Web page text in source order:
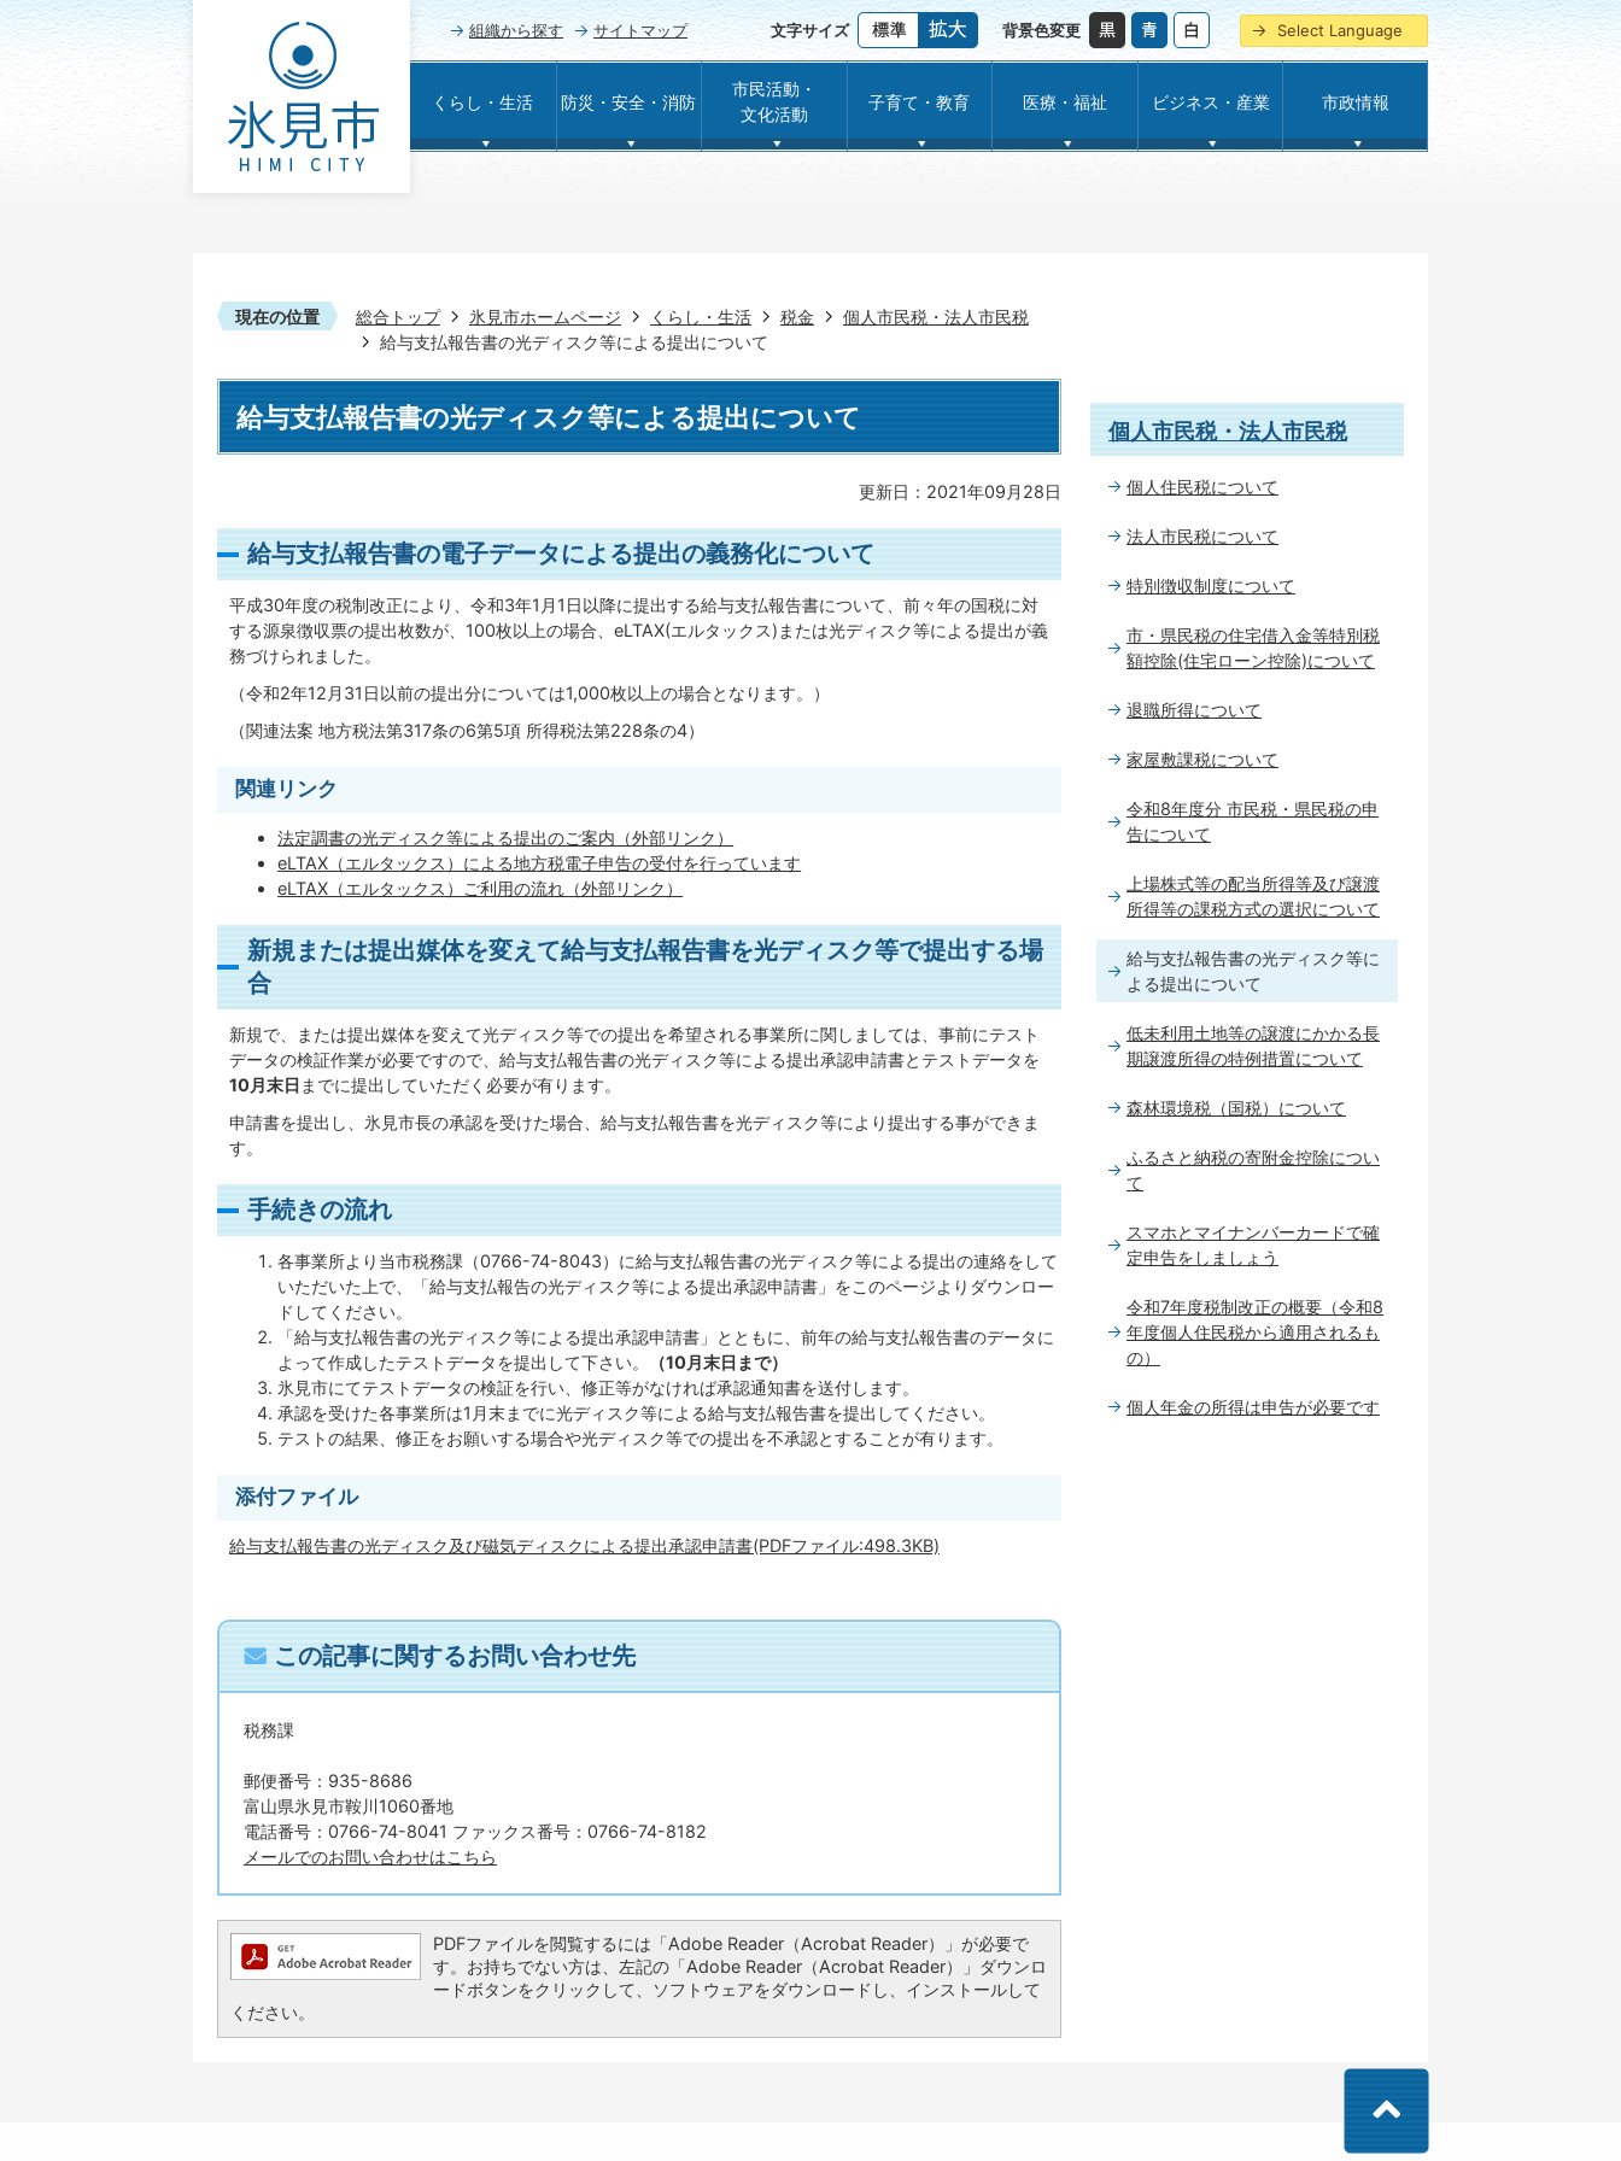
組織から探す サイトマップ 文字サイズ 背景色変更 Select Language
くらし・生活 防災・安全・消防
市民活動・
文化活動
子育て・教育 医療・福祉 ビジネス・産業 市政情報
現在の位置 総合トップ 氷見市ホームページ くらし・生活 税金
個人市民税・法人市民税
給与支払報告書の光ディスク等による提出について
給与支払報告書の光ディスク等による提出について
更新日：2021年09月28日
給与支払報告書の電子データによる提出の義務化について
平成30年度の税制改正により、令和3年1月1日以降に提出する給与支払報告書について、前々年の国税に対
する源泉徴収票の提出枚数が、100枚以上の場合、eLTAX(エルタックス)または光ディスク等による提出が義
務づけられました。
（令和2年12月31日以前の提出分については1,000枚以上の場合となります。）
（関連法案 地方税法第317条の6第5項 所得税法第228条の4）
関連リンク
法定調書の光ディスク等による提出のご案内（外部リンク）
eLTAX（エルタックス）による地方税電子申告の受付を行っています
eLTAX（エルタックス）ご利用の流れ（外部リンク）
新規または提出媒体を変えて給与支払報告書を光ディスク等で提出する場
合
新規で、または提出媒体を変えて光ディスク等での提出を希望される事業所に関しましては、事前にテスト
データの検証作業が必要ですので、給与支払報告書の光ディスク等による提出承認申請書とテストデータを
10月末日 までに提出していただく必要が有ります。
申請書を提出し、氷見市長の承認を受けた場合、給与支払報告書を光ディスク等により提出する事ができま
す。
手続きの流れ
各事業所より当市税務課（0766-74-8043）に給与支払報告書の光ディスク等による提出の連絡をして
いただいた上で、「給与支払報告の光ディスク等による提出承認申請書」をこのページよりダウンロー
ドしてください。
「給与支払報告書の光ディスク等による提出承認申請書」とともに、前年の給与支払報告書のデータに
よって作成したテストデータを提出して下さい。
（10月末日まで）
氷見市にてテストデータの検証を行い、修正等がなければ承認通知書を送付します。
承認を受けた各事業所は1月末までに光ディスク等による給与支払報告書を提出してください。
テストの結果、修正をお願いする場合や光ディスク等での提出を不承認とすることが有ります。
添付ファイル
給与支払報告書の光ディスク及び磁気ディスクによる提出承認申請書(PDFファイル:498.3KB)
この記事に関するお問い合わせ先
税務課
郵便番号：935-8686
富山県氷見市鞍川1060番地
電話番号：0766-74-8041 ファックス番号：0766-74-8182
メールでのお問い合わせはこちら
PDFファイルを閲覧するには「Adobe Reader（Acrobat Reader）」が必要で
す。お持ちでない方は、左記の「Adobe Reader（Acrobat Reader）」ダウンロ
ードボタンをクリックして、ソフトウェアをダウンロードし、インストールして
ください。
個人市民税・法人市民税
個人住民税について
法人市民税について
特別徴収制度について
市・県民税の住宅借入金等特別税
額控除(住宅ローン控除)について
退職所得について
家屋敷課税について
令和8年度分 市民税・県民税の申
告について
上場株式等の配当所得等及び譲渡
所得等の課税方式の選択について
給与支払報告書の光ディスク等に
よる提出について
低未利用土地等の譲渡にかかる長
期譲渡所得の特例措置について
森林環境税（国税）について
ふるさと納税の寄附金控除につい
て
スマホとマイナンバーカードで確
定申告をしましょう
令和7年度税制改正の概要（令和8
年度個人住民税から適用されるも
の）
個人年金の所得は申告が必要です